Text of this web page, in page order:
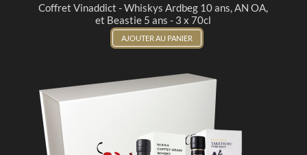
Coffret Vinaddict - Whiskys Ardbeg 10 ans, AN OA,
et Beastie 5 ans - 3 x 70cl
AJOUTER AU PANIER